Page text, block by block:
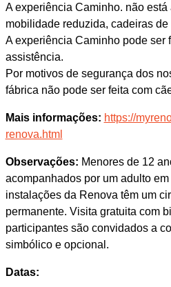
A experiência Caminho. não
mobilidade reduzida, cadeiras
A experiência Caminho pode ser
assistência.
Por motivos de segurança dos
fábrica não pode ser feita com
Mais informações: https://
renova.html
Observações: Menores de 12
acompanhados por um adulto
instalações da Renova têm um
permanente. Visita gratuita com
participantes são convidados a
simbólico e opcional.
Datas: